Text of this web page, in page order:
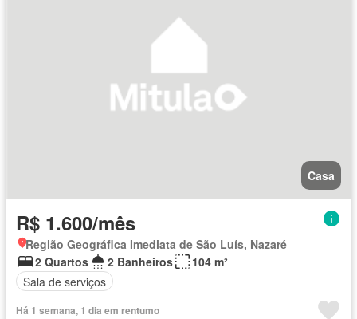
Casa
R$ 1.600/mês
Região Geográfica Imediata de São Luís, Nazaré
2 Quartos
2 Banheiros
104 m²
Sala de serviços
Há 1 semana, 1 dia em rentumo